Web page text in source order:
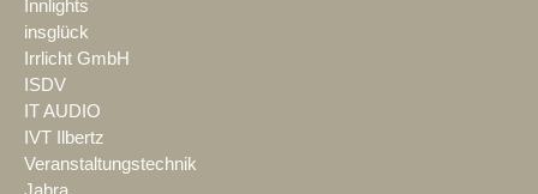
Innlights
insglück
Irrlicht GmbH
ISDV
IT AUDIO
IVT Ilbertz
Veranstaltungstechnik
Jabra